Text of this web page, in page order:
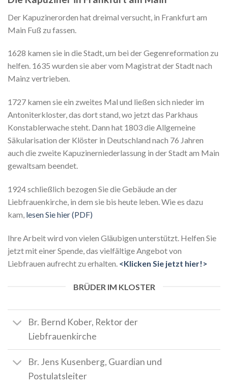
Der Kapuzinerorden hat dreimal versucht, in Frankfurt am
Main Fuß zu fassen.
1628 kamen sie in die Stadt, um bei der Gegenreformation zu
helfen. 1635 wurden sie aber vom Magistrat der Stadt nach
Mainz vertrieben.
1727 kamen sie ein zweites Mal und ließen sich nieder im
Antoniterkloster, das dort stand, wo jetzt das Parkhaus
Konstablerwache steht. Dann hat 1803 die Allgemeine
Säkularisation der Klöster in Deutschland nach 76 Jahren
auch die zweite Kapuzinerniederlassung in der Stadt am Main
gewaltsam beendet.
1924 schließlich bezogen Sie die Gebäude an der
Liebfrauenkirche, in dem sie bis heute leben. Wie es dazu
kam, lesen Sie hier (PDF)
Ihre Arbeit wird von vielen Gläubigen unterstützt. Helfen Sie
jetzt mit einer Spende, das vielfältige Angebot von
Liebfrauen aufrecht zu erhalten. <Klicken Sie jetzt hier!>
BRÜDER IM KLOSTER
Br. Bernd Kober, Rektor der
Liebfrauenkirche
Br. Jens Kusenberg, Guardian und
Postulatsleiter